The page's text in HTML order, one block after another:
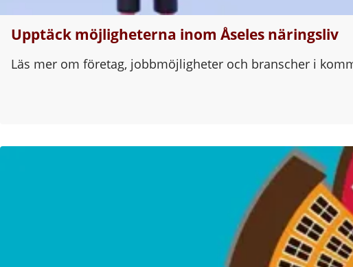
Upptäck möjligheterna inom Åseles näringsliv
Läs mer om företag, jobbmöjligheter och branscher i